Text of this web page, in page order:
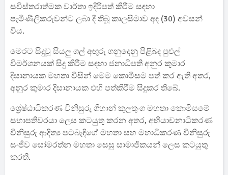
සවිස්තරාත්මක වාර්තා ඉදිරිපත් කිරීම සඳහා
පැමිණිලිකරුවන්ට ලබා දී තිබූ කාලසීමාව අද (30) අවසන්
විය.
මෙරට සිදුවූ සියලු ගල් අඟුරු ගනුදෙනු පිළිබඳ පුළුල්
විමර්ශනයක් සිදු කිරීම සඳහා ජනාධිපති අනුර කුමාර
දිසානායක මහතා විසින් මෙම කොමිසම පත් කර ඇති අතර,
අනුර කුමාර දිසානායක එහි පත්කිරීම සිදුකර තිබේ.
ශ්‍රේෂ්ඨාධිකරණ විනිසුරු ගිහාන් කුලතුංග මහතා කොමිසමේ
සභාපතිවරයා ලෙස කටයුතු කරන අතර, අභියාචනාධිකරණ
විනිසුරු ආදිත්‍ය පටබැඳිගේ මහතා සහ මහාධිකරණ විනිසුරු
සංජීව සෝමරත්න මහතා සෙසු සාමාජිකයන් ලෙස කටයුතු
කරති.